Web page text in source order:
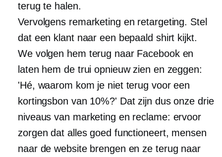
terug te halen.
Vervolgens remarketing en retargeting. Stel
dat een klant naar een bepaald shirt kijkt.
We volgen hem terug naar Facebook en
laten hem de trui opnieuw zien en zeggen:
'Hé, waarom kom je niet terug voor een
kortingsbon van 10%?' Dat zijn dus onze drie
niveaus van marketing en reclame: ervoor
zorgen dat alles goed functioneert, mensen
naar de website brengen en ze terug naar